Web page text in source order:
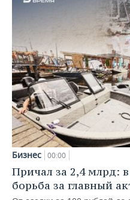
Бизнес 00:00
Причал за 2,4 млрд:
борьба за главный